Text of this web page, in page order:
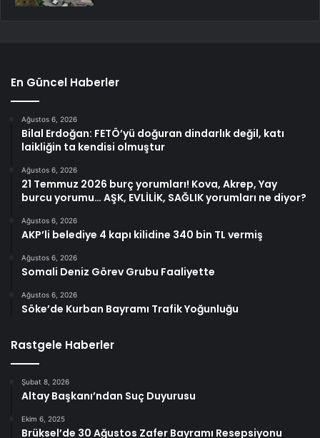
En Güncel Haberler
Ağustos 6, 2026
Bilal Erdoğan: FETÖ’yü doğuran dindarlık değil, katı
laikliğin ta kendisi olmuştur
Ağustos 6, 2026
21 Temmuz 2026 burç yorumları! Kova, Akrep, Yay
burcu yorumu… AŞK, EVLİLİK, SAĞLIK yorumları ne diyor?
Ağustos 6, 2026
AKP’li belediye 4 kapı kilidine 340 bin TL vermiş
Ağustos 6, 2026
Somali Deniz Görev Grubu Faaliyette
Ağustos 6, 2026
Söke’de Kurban Bayramı Trafik Yoğunluğu
Rastgele Haberler
Şubat 8, 2026
Altay Başkanı’ndan Suç Duyurusu
Ekim 6, 2025
Brüksel’de 30 Ağustos Zafer Bayramı Resepsiyonu